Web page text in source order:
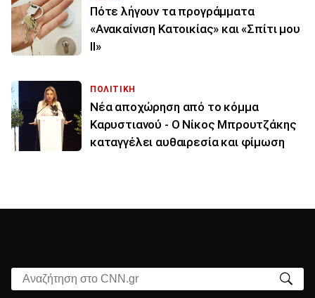
Πότε λήγουν τα προγράμματα
«Ανακαίνιση Κατοικίας» και «Σπίτι μου
ΙΙ»
ΠΟΛΙΤΙΚΗ
Νέα αποχώρηση από το κόμμα
Καρυστιανού - Ο Νίκος Μπρουτζάκης
καταγγέλει αυθαιρεσία και φίμωση
Αναζήτηση στο CNN.gr